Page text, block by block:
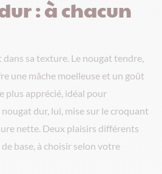
: à chacun
sa texture. Le nougat tendre,
une mâche moelleuse et un goût
plus apprécié, idéal pour
nougat dur, lui, mise sur le croquant
nette. Deux plaisirs différents
base, à choisir selon votre